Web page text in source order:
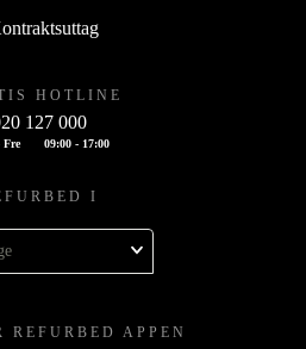
HOTLINE
127 000
Fre 09:00 - 17:00
I
REFURBED APPEN